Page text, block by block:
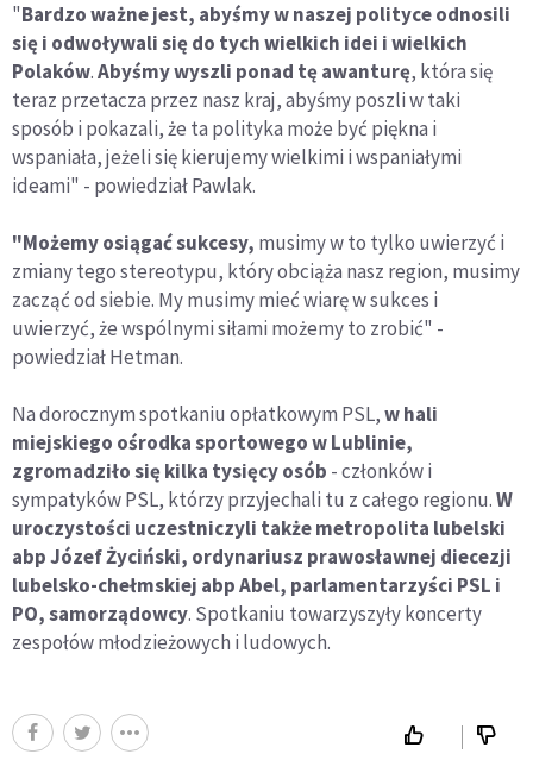
"Bardzo ważne jest, abyśmy w naszej polityce odnosili
się i odwoływali się do tych wielkich idei i wielkich
Polaków.Abyśmy wyszli ponad tę awanturę, która się
teraz przetacza przez nasz kraj, abyśmy poszli w taki
sposób i pokazali, że ta polityka może być piękna i
wspaniała, jeżeli się kierujemy wielkimi i wspaniałymi
ideami" - powiedział Pawlak.
"Możemy osiągać sukcesy, musimy w to tylko uwierzyć i
zmiany tego stereotypu, który obciąża nasz region, musimy
zacząć od siebie. My musimy mieć wiarę w sukces i
uwierzyć, że wspólnymi siłami możemy to zrobić" -
powiedział Hetman.
Na dorocznym spotkaniu opłatkowym PSL,w hali
miejskiego ośrodka sportowego w Lublinie,
zgromadziło się kilka tysięcy osób - członków i
sympatyków PSL, którzy przyjechali tu z całego regionu.W
uroczystości uczestniczyli także metropolita lubelski
abp Józef Życiński, ordynariusz prawosławnej diecezji
lubelsko-chełmskiej abp Abel, parlamentarzyści PSL i
PO, samorządowcy. Spotkaniu towarzyszyły koncerty
zespołów młodzieżowych i ludowych.